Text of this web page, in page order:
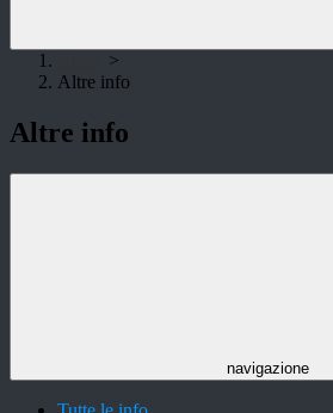
>
Altre info
Altre info
navigazione